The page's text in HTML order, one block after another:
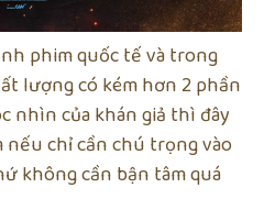
phim quốc tế và trong
lượng có kém hơn 2 phần
nhìn của khán giả thì đây
nếu chỉ cần chú trọng vào
không cần bận tâm quá